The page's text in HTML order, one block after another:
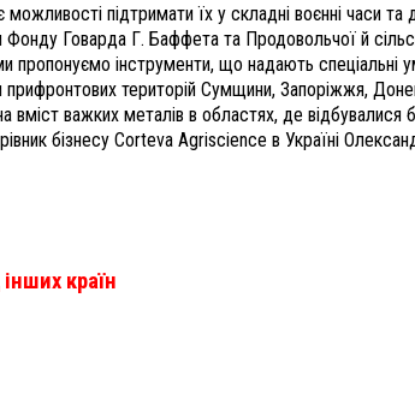
підтримати їх у складні воєнні часи та
Говарда Г. Баффета та Продовольчої й
пропонуємо інструменти, що надають спеціальні
територій Сумщини, Запоріжжя,
важких металів в областях, де відбувалися
бізнесу Corteva Agriscience в Україні
країн